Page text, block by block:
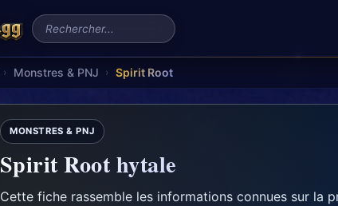
Rechercher un serveur
› Monstres & PNJ › Spirit Root
MONSTRES & PNJ
Spirit Root hytale
Cette fiche rassemble les informations connues sur la